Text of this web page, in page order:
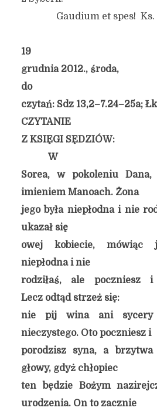
Gaudium et spes! Ks.
19
grudnia 2012., środa,
do
czytań: Sdz 13,2–7.24–25a;
CZYTANIE
Z KSIĘGI SĘDZIÓW:
W
Sorea, w pokoleniu
imieniem Manoach. Żona
jego była niepłodna i nie
ukazał się
owej kobiecie, mówiąc
niepłodna i nie
rodziłaś, ale poczniesz
Lecz odtąd strzeż się:
nie pij wina ani
nieczystego. Oto poczniesz i
porodzisz syna, a
głowy, gdyż chłopiec
ten będzie Bożym
urodzenia. On to zacznie